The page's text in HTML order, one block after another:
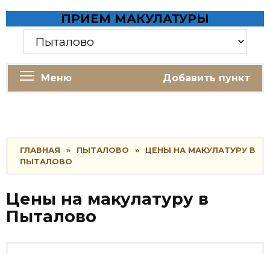
content
ПРИЕМ МАКУЛАТУРЫ
Меню Добавить пункт
ГЛАВНАЯ » ПЫТАЛОВО »
ЦЕНЫ НА МАКУЛАТУРУ В
ПЫТАЛОВО
Цены на макулатуру в
Пыталово